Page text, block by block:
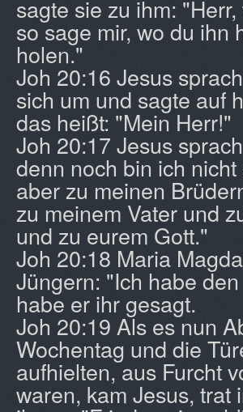
sagte sie zu ihm:
so sage mir, wo du ihn
holen."
Joh 20:16 Jesus
sich um und sagte auf
das heißt: "Mein Herr!"
Joh 20:17 Jesus
denn noch bin ich
aber zu meinen
zu meinem Vater und
und zu eurem Gott."
Joh 20:18 Maria
Jüngern: "Ich habe
habe er ihr gesagt.
Joh 20:19 Als es nun
Wochentag und die
aufhielten, aus Furcht
waren, kam Jesus, trat